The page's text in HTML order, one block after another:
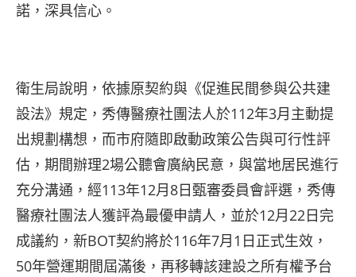
諾，深具信心。
衛生局說明，依據原契約與《促進民間參與公共建
設法》規定，秀傳醫療社團法人於112年3月主動提
出規劃構想，而市府隨即啟動政策公告與可行性評
估，期間辦理2場公聽會廣納民意，與當地居民進行
充分溝通，經113年12月8日甄審委員會評選，秀傳
醫療社團法人獲評為最優申請人，並於12月22日完
成議約，新BOT契約將於116年7月1日正式生效，
50年營運期間屆滿後，再移轉該建設之所有權予台